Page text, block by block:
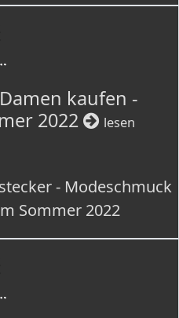
kaufen -
2022
lesen
- Modeschmuck
Sommer 2022